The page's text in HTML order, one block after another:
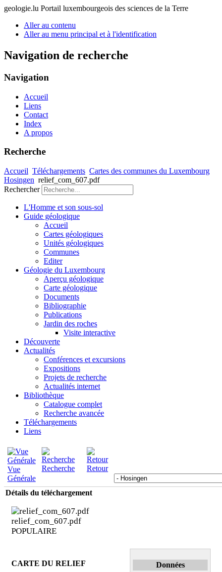
geologie.lu Portail luxembourgeois des sciences de la Terre
Aller au contenu
Aller au menu principal et à l'identification
Navigation de recherche
Navigation
Accueil
Liens
Contact
Index
A propos
Recherche
Accueil Téléchargements Cartes des communes du Luxembourg
Hosingen relief_com_607.pdf
Rechercher
L'Homme et son sous-sol
Guide géologique
Accueil
Cartes géologiques
Unités géologiques
Communes
Editer
Géologie du Luxembourg
Aperçu géologique
Carte géologique
Documents
Bibliographie
Publications
Jardin des roches
Visite interactive
Découverte
Actualités
Conférences et excursions
Expositions
Projets de recherche
Actualités internet
Bibliothèque
Catalogue complet
Recherche avancée
Téléchargements
Liens
Vue
Générale
Recherche Retour
Détails du téléchargement
relief_com_607.pdf
POPULAIRE
CARTE DU RELIEF Données